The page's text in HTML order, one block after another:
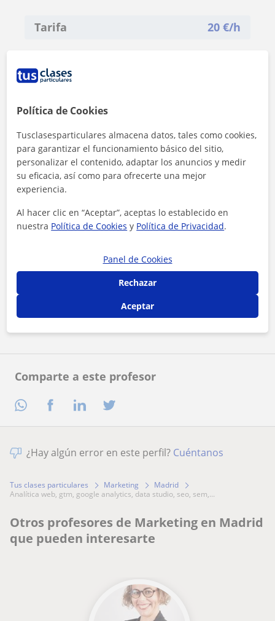
Comparte a este profesor
Tarifa 20 €/h
Contactar ahora
¿Hay algún error en este perfil? Cuéntanos
Tus clases particulares Marketing
Madrid
analítica web, gtm, google analytics, data studio, seo, sem,...
Otros profesores de Marketing en Madrid
que pueden interesarte
Política de Cookies
Tusclasesparticulares almacena datos, tales como cookies,
para garantizar el funcionamiento básico del sitio,
personalizar el contenido, adaptar los anuncios y medir
su eficacia, así como para ofrecerte una mejor
experiencia.
Al hacer clic en “Aceptar”, aceptas lo establecido en
nuestra Política de Cookies y Política de Privacidad.
Panel de Cookies
Rechazar
Aceptar